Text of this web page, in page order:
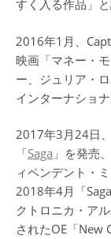
すく入る作品」と
2016年1月、
映画「マネー・
ー、ジュリア・
インターナショ
2017年3月24日
「Saga 」を発売
ィペンデント・
2018年4月「
クトロニカ・ア
されたOE「New